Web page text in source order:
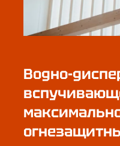
Водно-